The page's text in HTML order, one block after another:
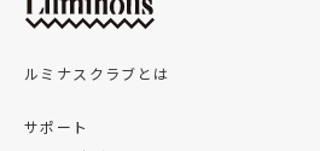
ルミナスクラブとは
サポート